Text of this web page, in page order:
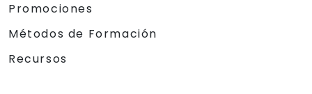
Promociones
Métodos de Formación
Recursos